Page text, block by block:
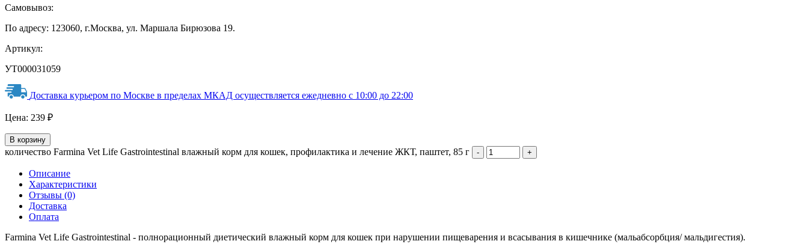
Самовывоз:
По адресу: 123060, г.Москва, ул. Маршала Бирюзова 19.
Артикул:
УТ000031059
Доставка курьером по Москве в пределах МКАД осуществляется ежедневно с 10:00 до 22:00
Цена: 239 ₽
В корзину
количество Farmina Vet Life Gastrointestinal влажный корм для кошек, профилактика и лечение ЖКТ, паштет, 85 г
Описание
Характеристики
Отзывы (0)
Доставка
Оплата
Farmina Vet Life Gastrointestinal - полнорационный диетический влажный корм для кошек при нарушении пищеварения и всасывания в кишечнике (мальабсорбция/ мальдигестия).